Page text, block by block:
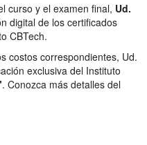
curso y el examen final, Ud.
digital de los certificados
CBTech.
costos correspondientes, Ud.
exclusiva del Instituto
. Conozca más detalles del